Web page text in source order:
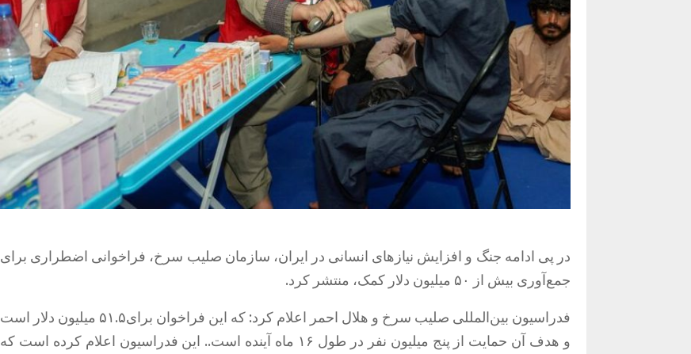
در پی ادامه جنگ و افزایش نیازهای انسانی در ایران، سازمان صلیب سرخ، فراخوانی اضطراری برای
جمع‌آوری بیش از ۵۰ میلیون دلار کمک، منتشر کرد.
فدراسیون بین‌المللی صلیب سرخ و هلال احمر اعلام کرد: که این فراخوان برای۵۱.۵ میلیون دلار است
و هدف آن حمایت از پنج میلیون نفر در طول ۱۶ ماه آینده است.. این فدراسیون اعلام کرده است که